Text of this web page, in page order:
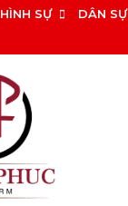
HÌNH SỰ DÂN SỰ